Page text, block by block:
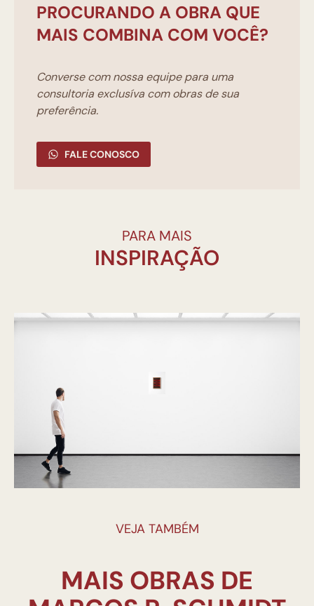
PROCURANDO A OBRA QUE
MAIS COMBINA COM VOCÊ?
Converse com nossa equipe para uma
consultoria exclusíva com obras de sua
preferência.
FALE CONOSCO
PARA MAIS
INSPIRAÇÃO
VEJA TAMBÉM
MAIS OBRAS DE